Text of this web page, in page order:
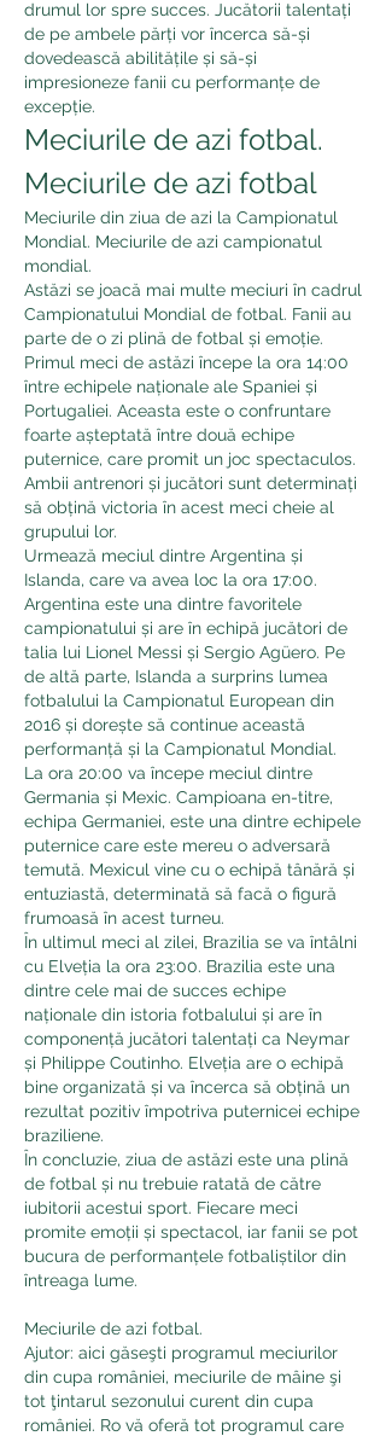
drumul lor spre succes. Jucătorii talentați
de pe ambele părți vor încerca să-și
dovedească abilitățile și să-și
impresioneze fanii cu performanțe de
excepție.
Meciurile de azi fotbal.
Meciurile de azi fotbal
Meciurile din ziua de azi la Campionatul
Mondial. Meciurile de azi campionatul
mondial.
Astăzi se joacă mai multe meciuri în cadrul
Campionatului Mondial de fotbal. Fanii au
parte de o zi plină de fotbal și emoție.
Primul meci de astăzi începe la ora 14:00
între echipele naționale ale Spaniei și
Portugaliei. Aceasta este o confruntare
foarte așteptată între două echipe
puternice, care promit un joc spectaculos.
Ambii antrenori și jucători sunt determinați
să obțină victoria în acest meci cheie al
grupului lor.
Urmează meciul dintre Argentina și
Islanda, care va avea loc la ora 17:00.
Argentina este una dintre favoritele
campionatului și are în echipă jucători de
talia lui Lionel Messi și Sergio Agüero. Pe
de altă parte, Islanda a surprins lumea
fotbalului la Campionatul European din
2016 și dorește să continue această
performanță și la Campionatul Mondial.
La ora 20:00 va începe meciul dintre
Germania și Mexic. Campioana en-titre,
echipa Germaniei, este una dintre echipele
puternice care este mereu o adversară
temută. Mexicul vine cu o echipă tânără și
entuziastă, determinată să facă o figură
frumoasă în acest turneu.
În ultimul meci al zilei, Brazilia se va întâlni
cu Elveția la ora 23:00. Brazilia este una
dintre cele mai de succes echipe
naționale din istoria fotbalului și are în
componență jucători talentați ca Neymar
și Philippe Coutinho. Elveția are o echipă
bine organizată și va încerca să obțină un
rezultat pozitiv împotriva puternicei echipe
braziliene.
În concluzie, ziua de astăzi este una plină
de fotbal și nu trebuie ratată de către
iubitorii acestui sport. Fiecare meci
promite emoții și spectacol, iar fanii se pot
bucura de performanțele fotbaliștilor din
întreaga lume.
Meciurile de azi fotbal.
Ajutor: aici găseşti programul meciurilor
din cupa româniei, meciurile de mâine şi
tot ţintarul sezonului curent din cupa
româniei. Ro vă oferă tot programul care